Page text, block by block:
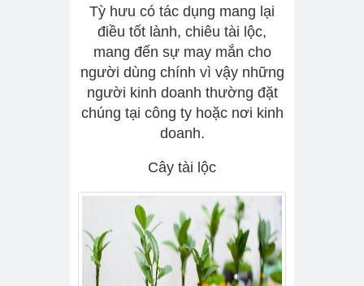
Tỳ hưu có tác dụng mang lại
điều tốt lành, chiêu tài lộc,
mang đến sự may mắn cho
người dùng chính vì vậy những
người kinh doanh thường đặt
chúng tại công ty hoặc nơi kinh
doanh.
Cây tài lộc